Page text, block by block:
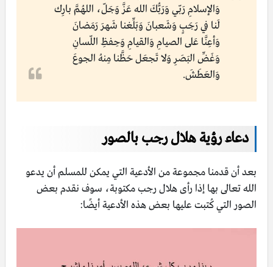
وَالإسلامِ رَبّي وَرَبُّكَ الله عَزَّ وَجَلّ، اللهُمَّ بارِك
لَنا في رَجَبٍ وَشَعبانَ وَبَلِّغنا شَهرَ رَمَضانَ
وَأعِنَّا عَلى الصيامِ وَالقيامِ وَحِفظِ اللّسانِ
وَغَضِّ البَصَرِ وَلا تَجعَل حَظَّنا مِنهُ الجوعَ
وَالعَطَشَ.
دعاء رؤية هلال رجب بالصور
بعد أن قدمنا مجموعة من الأدعية التي يمكن للمسلم أن يدعو
الله تعالى بها إذا رأى هلال رجب مكتوبة، سوف نقدم بعض
الصور التي كُتبت عليها بعض هذه الأدعية أيضًا: